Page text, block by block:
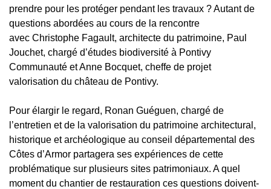
prendre pour les protéger pendant les travaux ? Autant de
questions abordées au cours de la rencontre
avec Christophe Fagault, architecte du patrimoine, Paul
Jouchet, chargé d’études biodiversité à Pontivy
Communauté et Anne Bocquet, cheffe de projet
valorisation du château de Pontivy.
Pour élargir le regard, Ronan Guéguen, chargé de
l’entretien et de la valorisation du patrimoine architectural,
historique et archéologique au conseil départemental des
Côtes d’Armor partagera ses expériences de cette
problématique sur plusieurs sites patrimoniaux. A quel
moment du chantier de restauration ces questions doivent-